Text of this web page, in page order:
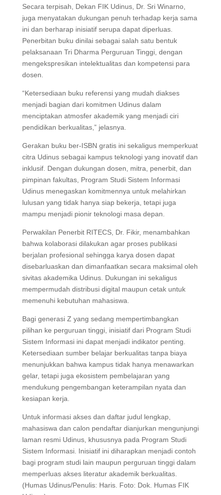
Secara terpisah, Dekan FIK Udinus, Dr. Sri Winarno,
juga menyatakan dukungan penuh terhadap kerja sama
ini dan berharap inisiatif serupa dapat diperluas.
Penerbitan buku dinilai sebagai salah satu bentuk
pelaksanaan Tri Dharma Perguruan Tinggi, dengan
mengekspresikan intelektualitas dan kompetensi para
dosen.
“Ketersediaan buku referensi yang mudah diakses
menjadi bagian dari komitmen Udinus dalam
menciptakan atmosfer akademik yang menjadi ciri
pendidikan berkualitas,” jelasnya.
Gerakan buku ber-ISBN gratis ini sekaligus memperkuat
citra Udinus sebagai kampus teknologi yang inovatif dan
inklusif. Dengan dukungan dosen, mitra, penerbit, dan
pimpinan fakultas, Program Studi Sistem Informasi
Udinus menegaskan komitmennya untuk melahirkan
lulusan yang tidak hanya siap bekerja, tetapi juga
mampu menjadi pionir teknologi masa depan.
Perwakilan Penerbit RITECS, Dr. Fikir, menambahkan
bahwa kolaborasi dilakukan agar proses publikasi
berjalan profesional sehingga karya dosen dapat
disebarluaskan dan dimanfaatkan secara maksimal oleh
sivitas akademika Udinus. Dukungan ini sekaligus
mempermudah distribusi digital maupun cetak untuk
memenuhi kebutuhan mahasiswa.
Bagi generasi Z yang sedang mempertimbangkan
pilihan ke perguruan tinggi, inisiatif dari Program Studi
Sistem Informasi ini dapat menjadi indikator penting.
Ketersediaan sumber belajar berkualitas tanpa biaya
menunjukkan bahwa kampus tidak hanya menawarkan
gelar, tetapi juga ekosistem pembelajaran yang
mendukung pengembangan keterampilan nyata dan
kesiapan kerja.
Untuk informasi akses dan daftar judul lengkap,
mahasiswa dan calon pendaftar dianjurkan mengunjungi
laman resmi Udinus, khususnya pada Program Studi
Sistem Informasi. Inisiatif ini diharapkan menjadi contoh
bagi program studi lain maupun perguruan tinggi dalam
memperluas akses literatur akademik berkualitas.
(Humas Udinus/Penulis: Haris. Foto: Dok. Humas FIK